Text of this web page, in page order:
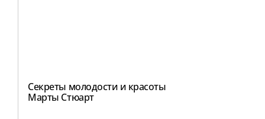
Секреты молодости и красоты
Марты Стюарт